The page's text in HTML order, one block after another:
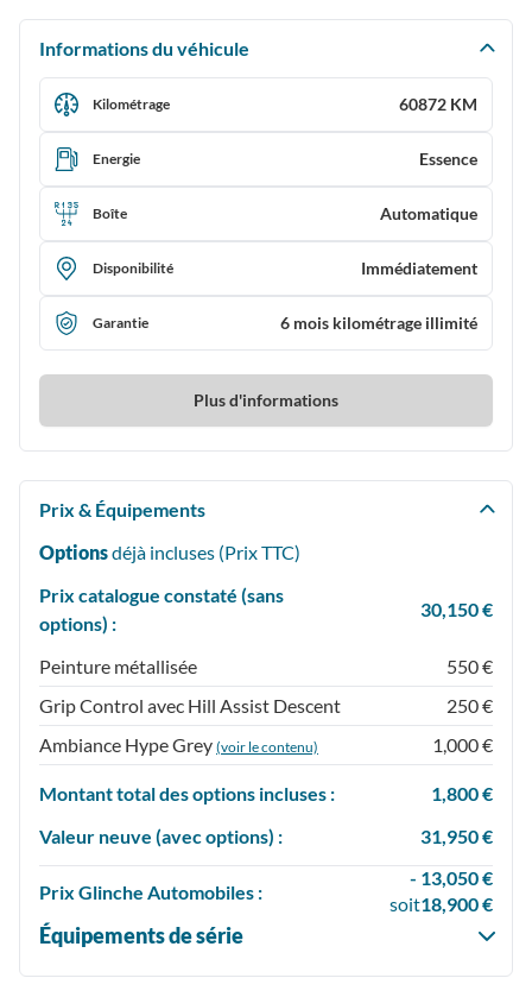
Informations du véhicule
Kilométrage 60872 KM
Energie Essence
Boîte Automatique
Disponibilité Immédiatement
Garantie 6 mois kilométrage illimité
Plus d'informations
Prix & Équipements
Optionsdéjà incluses (PrixTTC)
Prix catalogue constaté (sans
options) :
30,150 €
Peinture métallisée
550 €
Grip Control avec Hill Assist Descent
250 €
Ambiance Hype Grey (voir le contenu) 1,000 €
Montant total des options incluses :
1,800 €
Valeur neuve (avec options) :
31,950 €
Prix Glinche Automobiles :
- 13,050 €
soit18,900 €
Équipements de série